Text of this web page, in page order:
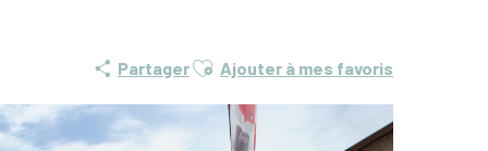
PartagerAjouter aux favoris
Ajouter à mes favoris